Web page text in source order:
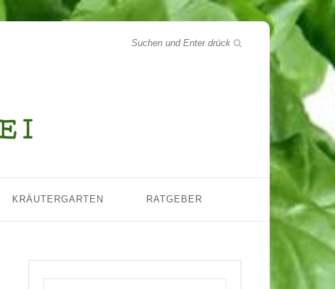
KRÄUTERGARTEN RATGEBER